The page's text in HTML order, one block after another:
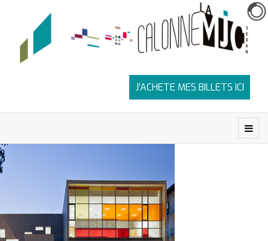
J’ACHETE MES BILLETS ICI